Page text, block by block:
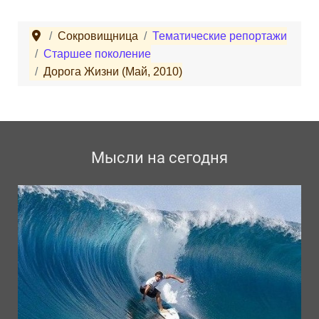
Сокровищница
Тематические репортажи
Старшее поколение
Дорога Жизни (Май, 2010)
Мысли на сегодня